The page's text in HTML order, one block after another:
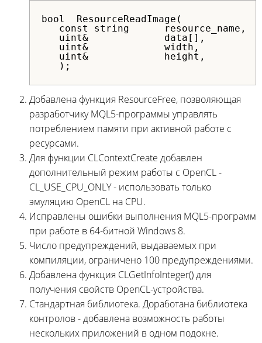
bool  ResourceReadImage(
const string      resource_name,
uint&             data[],
uint&             width,
uint&             height,
);
Добавлена функция ResourceFree, позволяющая
разработчику MQL5-программы управлять
потреблением памяти при активной работе с
ресурсами.
Для функции CLContextCreate добавлен
дополнительный режим работы с OpenCL -
CL_USE_CPU_ONLY - использовать только
эмуляцию OpenCL на CPU.
Исправлены ошибки выполнения MQL5-программ
при работе в 64-битной Windows 8.
Число предупреждений, выдаваемых при
компиляции, ограничено 100 предупреждениями.
Добавлена функция CLGetInfoInteger() для
получения свойств OpenCL-устройства.
Стандартная библиотека. Доработана библиотека
контролов - добавлена возможность работы
нескольких приложений в одном подокне.